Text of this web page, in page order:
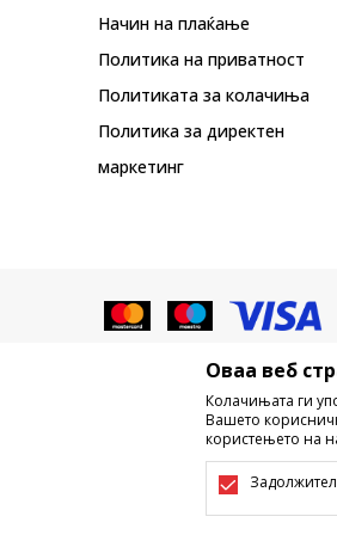
Начин на плаќање
Политика на приватност
Политиката за колачиња
Политика за директен
маркетинг
Не е
Оваа веб
Колачињата ги
Вашето
користењето на